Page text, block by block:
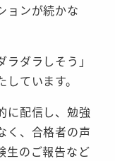
ョンが続かな
ダラしそう」
ています。
に配信し、勉強
く、合格者の声
生のご報告など